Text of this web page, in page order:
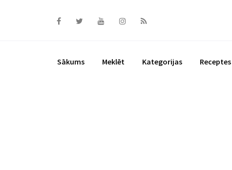
Sākums Meklēt Kategorijas Receptes